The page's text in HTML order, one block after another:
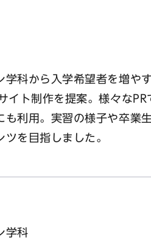
科から入学希望者を増や
ト制作を提案。様々な
利用。実習の様子や卒業
を目指しました。
学科